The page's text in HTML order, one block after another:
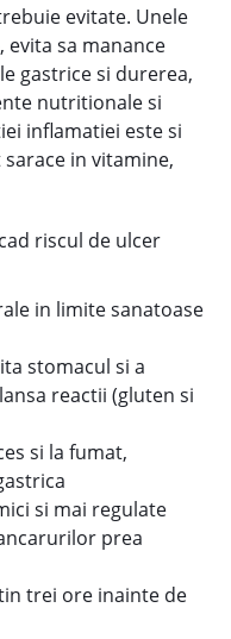
evitate. Unele
evita sa manance
gastrice si durerea,
nutritionale si
inflamatiei este si
in vitamine,
riscul de ulcer
in limite sanatoase
stomacul si a
reactii (gluten si
si la fumat,
si mai regulate
prea
trei ore inainte de